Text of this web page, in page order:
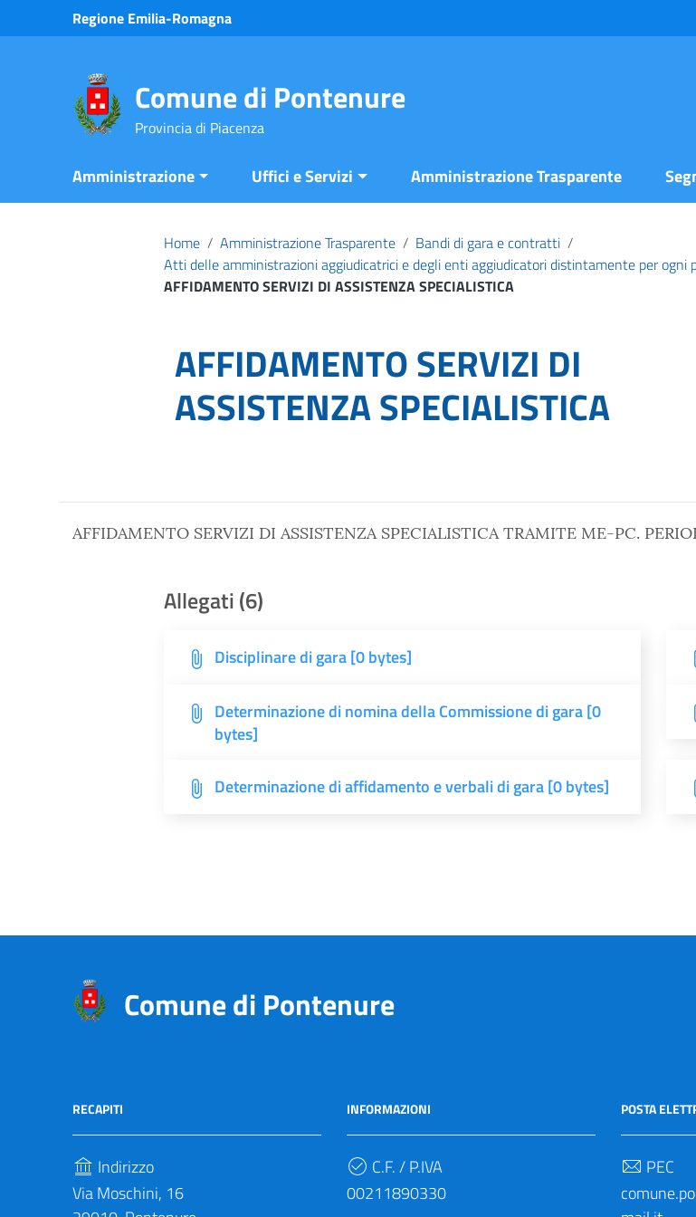
Vai ai contenuti
Vai al menu di navigazione
Regione Emilia-Romagna
Comune di Pontenure
Provincia di Piacenza
Amministrazione Uffici e Servizi Amministrazione Trasparente
Home / Amministrazione Trasparente / Bandi di gara e contratti /
Atti delle amministrazioni aggiudicatrici e degli enti aggiudicatori distintamente per ogni
AFFIDAMENTO SERVIZI DI ASSISTENZA SPECIALISTICA
AFFIDAMENTO SERVIZI DI
ASSISTENZA SPECIALISTICA
AFFIDAMENTO SERVIZI DI ASSISTENZA SPECIALISTICA TRAMITE ME-PC.
Allegati (6)
Disciplinare di gara [0 bytes]
Determinazione di nomina della Commissione di gara [0
bytes]
Determinazione di affidamento e verbali di gara [0 bytes]
Comune di Pontenure
RECAPITI
Indirizzo
Via Moschini, 16
INFORMAZIONI
C.F. / P.IVA
00211890330
POSTA
PEC